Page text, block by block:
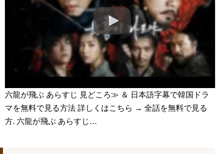
六龍が飛ぶ あらすじ 見どころ≫ ＆ 日本語字幕で韓国ドラ
マを無料で見る方法 詳しくはこちら → 全話を無料で見る
方. 六龍が飛ぶ あらすじ…